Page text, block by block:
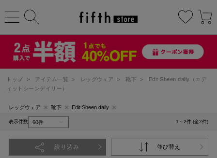
トップ > アイテム一覧 > レッグウェア > 靴下 >
Edit Sheen daily（エデ
ィットシーンデイリー）
レッグウェア 靴下 Edit Sheen daily
表示件数 1～2件 (全2件)
絞り込み 並び替え